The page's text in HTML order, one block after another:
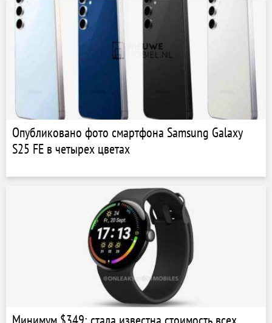
Опубликовано фото смартфона Samsung Galaxy
S25 FE в четырех цветах